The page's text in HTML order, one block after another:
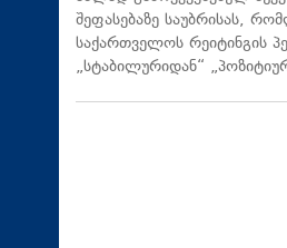
შეფასებაზე საუბრისას,
საქართველოს რეიტინგის
„სტაბილურიდან“